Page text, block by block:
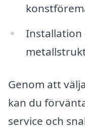
Installation
Genom att
kan du
service och